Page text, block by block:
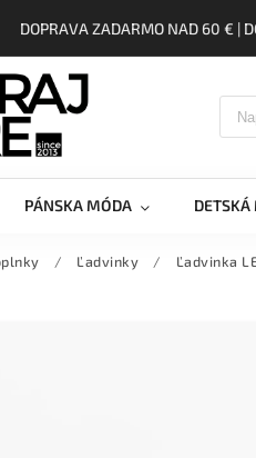
DOPRAVA ZADARMO NAD 60 € |
PÁNSKA MÓDA
/ Ľadvinky / Ľadvinka